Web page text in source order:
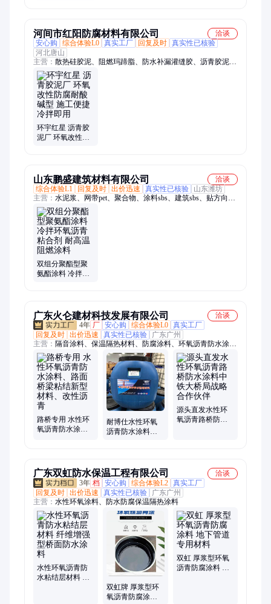
河间市红阳防腐材料有限公司
洽谈
安心购
综合体验L0 真实工厂 回复及时 真实性已核验
河北唐山
主营： 散热硅胶泥、阻燃玛蹄脂、防水补漏灌缝胶、沥青胶泥、
环氧煤沥青漆、裂缝修补密封胶、防腐锈防水涂料
环宇红星 沥青胶
泥厂 环氧改性防
山东鹏盛建筑材料有限公司
洽谈
综合体验L1
回复及时 出价迅速 真实性已核验
山东潍坊
主营： 水泥浆、网带pet、聚合物、涂料sbs、建筑sbs、贴方向、
sbs卷材、层施工、产设备、防水剂、土工布、油毡瓦、焊接
机、彩钢瓦、雨水斗、k11防水、琉璃瓦、hst卷材、阳光房、树
脂瓦、雨水管、120防水、聚氨酯、镀锌板、贴装置
双组分聚酯型聚
氨酯涂料 冷拌环
广东火仑建材科技发展有限公司
洽谈
4年 厂 安心购 综合体验L0 真实工厂
回复及时 出价迅速 真实性已核验
广东广州
主营： 隔音涂料、保温隔热材料、防腐涂料、环氧沥青防水涂
料、水性防锈除锈、外露型防水、道桥防水涂料
路桥专用 水性环
氧沥青防水涂
耐博仕水性环氧
沥青防水涂料沥
源头直发水性环
氧沥青路桥防水
广东双虹防水保温工程有限公司
洽谈
3年 档 安心购 综合体验L2 真实工厂
回复及时 出价迅速 真实性已核验
广东广州
主营： 水性环氧涂料、防水防腐保温隔热涂料
水性环氧沥青防
水粘结层材料 纤
双虹牌 厚浆型环
氧沥青防腐涂料
双虹 厚浆型环氧
沥青防腐涂料 地